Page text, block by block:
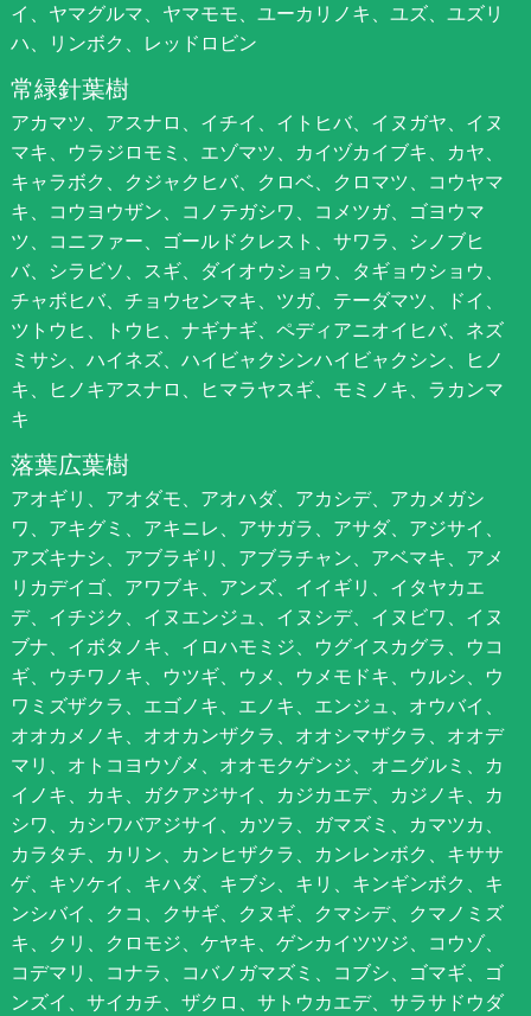
イ、ヤマグルマ、ヤマモモ、ユーカリノキ、ユズ、ユズリ
ハ、リンボク、レッドロビン
常緑針葉樹
アカマツ、アスナロ、イチイ、イトヒバ、イヌガヤ、イヌ
マキ、ウラジロモミ、エゾマツ、カイヅカイブキ、カヤ、
キャラボク、クジャクヒバ、クロベ、クロマツ、コウヤマ
キ、コウヨウザン、コノテガシワ、コメツガ、ゴヨウマ
ツ、コニファー、ゴールドクレスト、サワラ、シノブヒ
バ、シラビソ、スギ、ダイオウショウ、タギョウショウ、
チャボヒバ、チョウセンマキ、ツガ、テーダマツ、ドイ、
ツトウヒ、トウヒ、ナギナギ、ペディアニオイヒバ、ネズ
ミサシ、ハイネズ、ハイビャクシンハイビャクシン、ヒノ
キ、ヒノキアスナロ、ヒマラヤスギ、モミノキ、ラカンマ
キ
落葉広葉樹
アオギリ、アオダモ、アオハダ、アカシデ、アカメガシ
ワ、アキグミ、アキニレ、アサガラ、アサダ、アジサイ、
アズキナシ、アブラギリ、アブラチャン、アベマキ、アメ
リカデイゴ、アワブキ、アンズ、イイギリ、イタヤカエ
デ、イチジク、イヌエンジュ、イヌシデ、イヌビワ、イヌ
ブナ、イボタノキ、イロハモミジ、ウグイスカグラ、ウコ
ギ、ウチワノキ、ウツギ、ウメ、ウメモドキ、ウルシ、ウ
ワミズザクラ、エゴノキ、エノキ、エンジュ、オウバイ、
オオカメノキ、オオカンザクラ、オオシマザクラ、オオデ
マリ、オトコヨウゾメ、オオモクゲンジ、オニグルミ、カ
イノキ、カキ、ガクアジサイ、カジカエデ、カジノキ、カ
シワ、カシワバアジサイ、カツラ、ガマズミ、カマツカ、
カラタチ、カリン、カンヒザクラ、カンレンボク、キササ
ゲ、キソケイ、キハダ、キブシ、キリ、キンギンボク、キ
ンシバイ、クコ、クサギ、クヌギ、クマシデ、クマノミズ
キ、クリ、クロモジ、ケヤキ、ゲンカイツツジ、コウゾ、
コデマリ、コナラ、コバノガマズミ、コブシ、ゴマギ、ゴ
ンズイ、サイカチ、ザクロ、サトウカエデ、サラサドウダ